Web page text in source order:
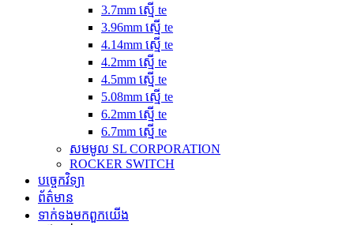
3.7mm ស្មើ te
3.96mm ស្មើ te
4.14mm ស្មើ te
4.2mm ស្មើ te
4.5mm ស្មើ te
5.08mm ស្មើ te
6.2mm ស្មើ te
6.7mm ស្មើ te
សមមូល SL CORPORATION
ROCKER SWITCH
បច្ចេកវិទ្យា
ព័ត៌មាន
ទាក់ទង​មក​ពួក​យើង